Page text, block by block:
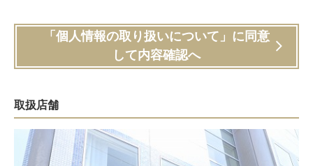
「個人情報の取り扱いについて」に同意
して内容確認へ
取扱店舗